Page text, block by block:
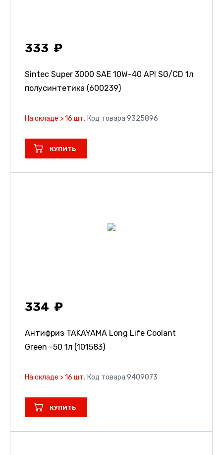
333
Sintec Super 3000 SAE 10W-40 API SG/CD 1л
полусинтетика (600239)
На складе > 16 шт. Код товара 9325896
КУПИТЬ
334
Антифриз TAKAYAMA Long Life Coolant
Green -50 1л (101583)
На складе > 16 шт. Код товара 9409073
КУПИТЬ